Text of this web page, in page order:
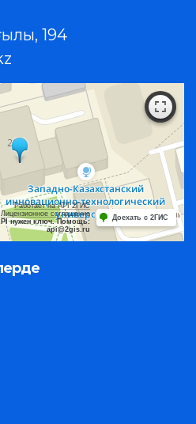
194
Работает на API 2ГИС
Лицензионное соглашение
нужен ключ. Помощь:
api@2gis.ru
Доехать с 2ГИС